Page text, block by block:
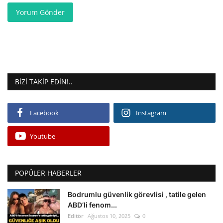
Yorum Gönder
BIZI TAKIP EDIN!..
Facebook Instagram
Youtube
POPÜLER HABERLER
Bodrumlu güvenlik görevlisi , tatile gelen
ABD’li fenom...
Editör Ağustos 10, 2025 0